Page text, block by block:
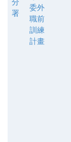
署
委外
職前
訓練
計畫